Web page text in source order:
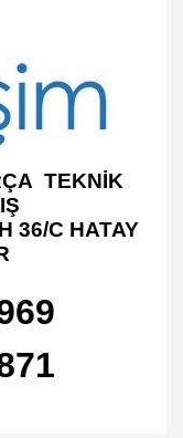
TEKNİK
36/C HATAY